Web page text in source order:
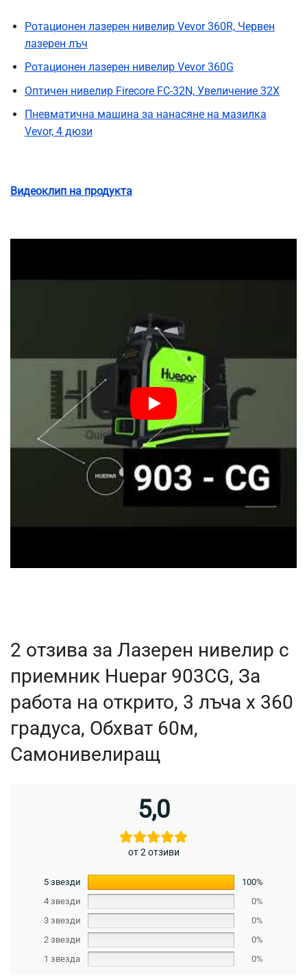
Ротационен лазерен нивелир Vevor 360R, Червен
лазерен лъч
Ротационен лазерен нивелир Vevor 360G
Оптичен нивелир Firecore FC-32N, Увеличение 32X
Пневматична машина за нанасяне на мазилка
Vevor, 4 дюзи
Видеоклип на продукта
2 отзива за Лазерен нивелир с
приемник Huepar 903CG, За
работа на открито, 3 лъча x 360
градуса, Обхват 60м,
Самонивелиращ
5,0
от 2 отзиви
5 звезди
100%
4 звезди
0%
3 звезди
0%
2 звезди
0%
1 звезда
0%